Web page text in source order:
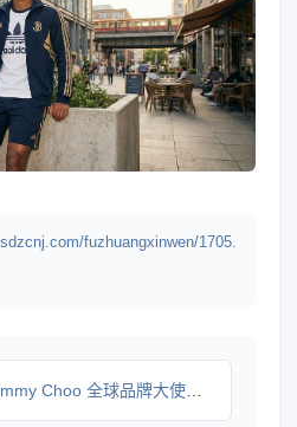
fuzhuangxinwen/1705.
全球品牌大使及香水线代言人